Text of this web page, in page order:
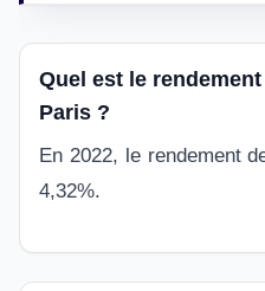
Quel est le
Paris ?
En 2022, le rendement
4,32%.